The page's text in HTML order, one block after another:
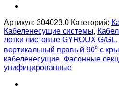
Артикул: 304023.0 Категорий:
Кабеленесущие системы,
лотки листовые GYROUX G/GL,
вертикальный правый 90⁰ с
кабеленесущие, Фасонные
унифицированные